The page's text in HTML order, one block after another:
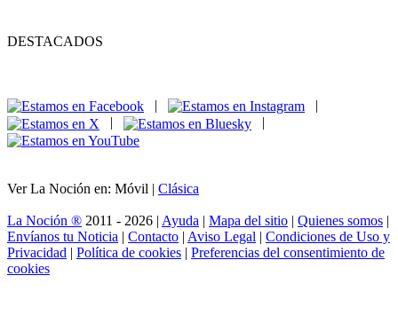
DESTACADOS
|
|
|
|
Ver La Noción en: Móvil | Clásica
La Noción ® 2011 - 2026 | Ayuda | Mapa del sitio | Quienes somos |
Envíanos tu Noticia | Contacto | Aviso Legal | Condiciones de Uso y
Privacidad | Política de cookies | Preferencias del consentimiento de
cookies